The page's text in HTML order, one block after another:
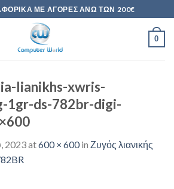
ΜΕ ΑΓΟΡΈΣ ΆΝΩ ΤΩΝ 200€
0
lianikhs-xwris-
1gr-ds-782br-digi-
2023at600 × 600in Ζυγός λιανικής